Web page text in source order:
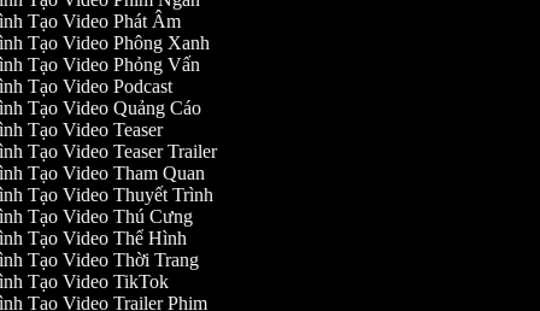
Tạo Video Phát Âm
Tạo Video Phông Xanh
Tạo Video Phỏng Vấn
Tạo Video Podcast
Tạo Video Quảng Cáo
Tạo Video Teaser
Tạo Video Teaser Trailer
Tạo Video Tham Quan
Tạo Video Thuyết Trình
Tạo Video Thú Cưng
Tạo Video Thể Hình
Tạo Video Thời Trang
Tạo Video TikTok
Tạo Video Trailer Phim